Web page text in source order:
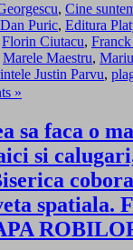
, Cine
Dan Puric, Editura
Florin Ciutacu,
Marele Maestru,
Justin Parvu,
»
sa faca o
si
spatiala.